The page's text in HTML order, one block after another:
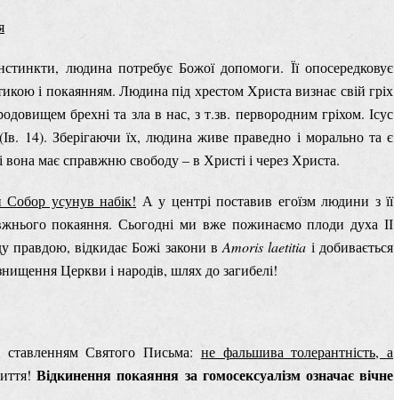
людина потребує Божої допомоги. Її опосередковує
і покаянням. Людина під хрестом Христа визнає свій гріх
брехні та зла в нас, з т.зв. первородним гріхом. Ісус
(Ів. 14). Зберігаючи їх, людина живе праведно і морально та є
має справжню свободу ‒ в Христі і через Христа.
Собор усунув набік! А у центрі поставив егоїзм людини з її
покаяння. Сьогодні ми вже пожинаємо плоди духа ІІ
правдою, відкидає Божі закони вAmoris laetitia і добивається
Церкви і народів, шлях до загибелі!
Святого Письма: не фальшива толерантність, а
Відкинення покаяння за гомосексуалізм означає вічне